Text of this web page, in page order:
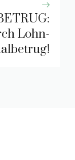
Lohn-